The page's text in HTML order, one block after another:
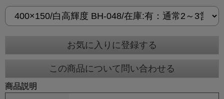
お気に入りに登録する
この商品について問い合わせる
商品説明